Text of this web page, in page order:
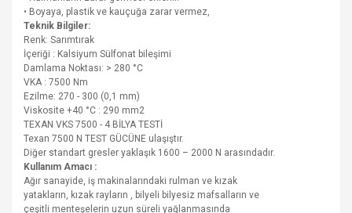
• Boyaya, plastik ve kauçuğa zarar vermez,
Teknik Bilgiler:
Renk: Sarımtırak
İçeriği : Kalsiyum Sülfonat bileşimi
Damlama Noktası: > 280 °C
VKA : 7500 Nm
Ezilme: 270 - 300 (0,1 mm)
Viskosite +40 °C : 290 mm2
TEXAN VKS 7500 - 4 BİLYA TESTİ
Texan 7500 N TEST GÜCÜNE ulaşıştır.
Diğer standart gresler yaklaşık 1600 – 2000 N arasındadır.
Kullanım Amacı :
Ağır sanayide, iş makinalarındaki rulman ve kızak
yatakların, kızak rayların , bilyeli bilyesiz mafsalların ve
çeşitli menteşelerin uzun süreli yağlanmasında